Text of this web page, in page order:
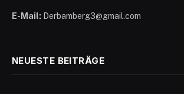
E-Mail: Derbamberg3@gmail.com
NEUESTE BEITRÄGE